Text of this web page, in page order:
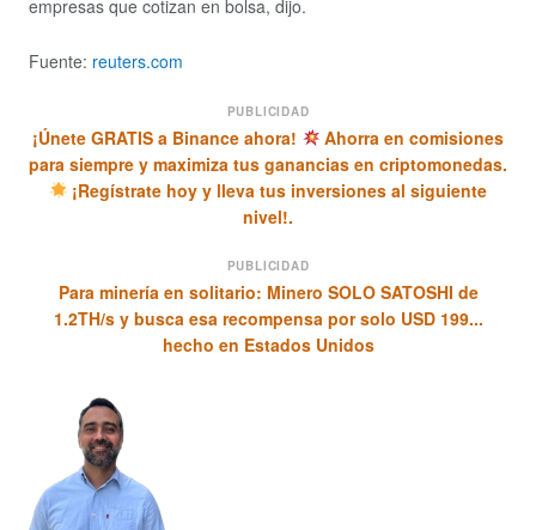
empresas que cotizan en bolsa, dijo.
Fuente: reuters.com
PUBLICIDAD
¡Únete GRATIS a Binance ahora!
Ahorra en comisiones
para siempre y maximiza tus ganancias en criptomonedas.
¡Regístrate hoy y lleva tus inversiones al siguiente
nivel!.
PUBLICIDAD
Para minería en solitario: Minero SOLO SATOSHI de
1.2TH/s y busca esa recompensa por solo USD 199...
hecho en Estados Unidos